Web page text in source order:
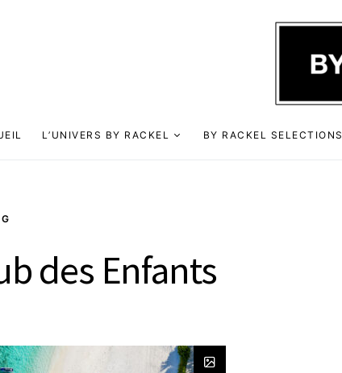
L’UNIVERS BY RACKEL BY RACKEL SELECTIONS
des Enfants